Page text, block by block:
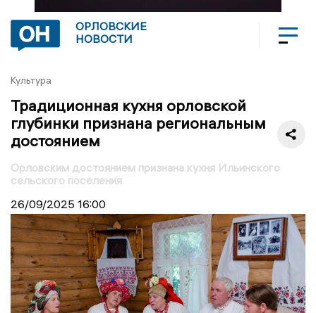
ОРЛОВСКИЕ
НОВОСТИ
Культура
Традиционная кухня орловской
глубинки признана региональным
достоянием
Орловским достоянием признана кухня Ильинского
сельского поселения
26/09/2025 16:00